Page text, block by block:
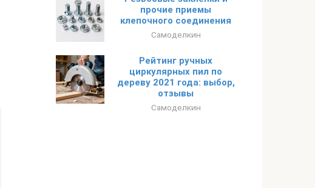
прочие приемы
клепочного соединения
Самоделкин
Рейтинг ручных
циркулярных пил по
дереву 2021 года: выбор,
отзывы
Самоделкин